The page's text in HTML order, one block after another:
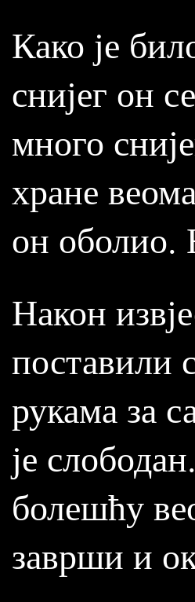
Како је
снијег он
много
хране
он оболио.
Након
поставили
рукама за
је
болешћу
заврши и